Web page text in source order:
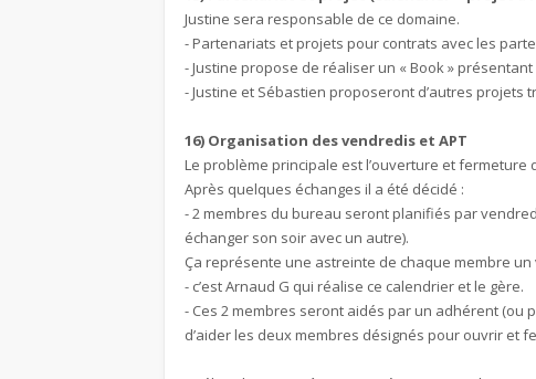
Justine sera responsable de ce domaine.
- Partenariats et projets pour contrats avec les
- Justine propose de réaliser un « Book »
- Justine et Sébastien proposeront d’autres projets
16) Organisation des vendredis et APT
Le problème principale est l’ouverture et
Après quelques échanges il a été décidé :
- 2 membres du bureau seront planifiés par
échanger son soir avec un autre).
Ça représente une astreinte de chaque membre un
- c’est Arnaud G qui réalise ce calendrier et le gère.
- Ces 2 membres seront aidés par un adhérent (ou
d’aider les deux membres désignés pour ouvrir et